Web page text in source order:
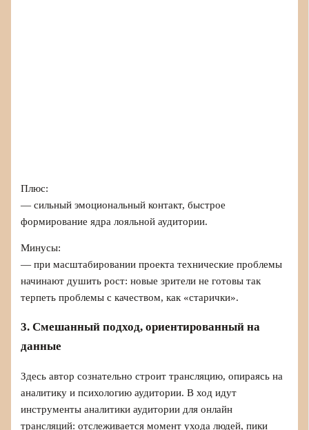
Плюс:
— сильный эмоциональный контакт, быстрое
формирование ядра лояльной аудитории.
Минусы:
— при масштабировании проекта технические проблемы
начинают душить рост: новые зрители не готовы так
терпеть проблемы с качеством, как «старички».
3. Смешанный подход, ориентированный на
данные
Здесь автор сознательно строит трансляцию, опираясь на
аналитику и психологию аудитории. В ход идут
инструменты аналитики аудитории для онлайн
трансляций: отслеживается момент ухода людей, пики